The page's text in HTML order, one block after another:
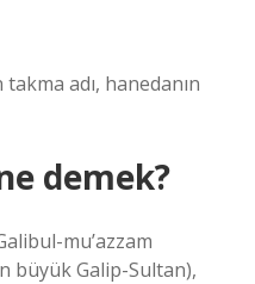
adı, hanedanın
demek?
mu’azzam
büyük Galip-Sultan),